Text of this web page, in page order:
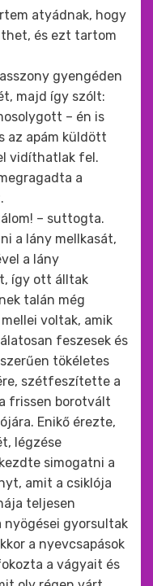
atyádnak, hogy
és ezt tartom
gyengéden
majd így szólt:
– én is
az apám küldött
vidíthatlak fel.
a
– suttogta.
a lány mellkasát,
a lány
így ott álltak
talán még
voltak, amik
feszesek és
tökéletes
szétfeszítette a
frissen borotvált
Enikő érezte,
légzése
simogatni a
amit a csiklója
teljesen
gyorsultak
a nyevcsapások
a vágyait és